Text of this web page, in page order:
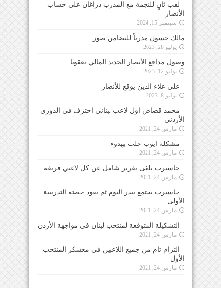
لقب ثانٍ للنجمة مع المدرب دراغان على حساب
الأنصار
سبتمبر 15, 2024
مالك حسون مدرباً للتضامن صور
يوليو 28, 2023
وصول مدافع الأنصار الجديد المالي يعقوبا
يوليو 12, 2023
علي علاء الدين يوقع للأنصار
يوليو 8, 2023
محمد قصاص اول لاعب لبناني احترف في الدوري
الأردني
مارس 24, 2021
مشكلة ايوب حلت بهدوء
مارس 24, 2021
جاسبرت تلقى تقرير شامل عن كل لاعبي فريقه
مارس 24, 2021
جاسبرت يجتمع ببدر اليوم ثم يقود حصته التدريبية
الأولى
مارس 24, 2021
التشكيلة المتوقعة لمنتخب لبنان في مواجهة الأردن
مارس 24, 2021
التزام تام من جميع اللاعبين في معسكر المنتخب
الأول
مارس 24, 2021